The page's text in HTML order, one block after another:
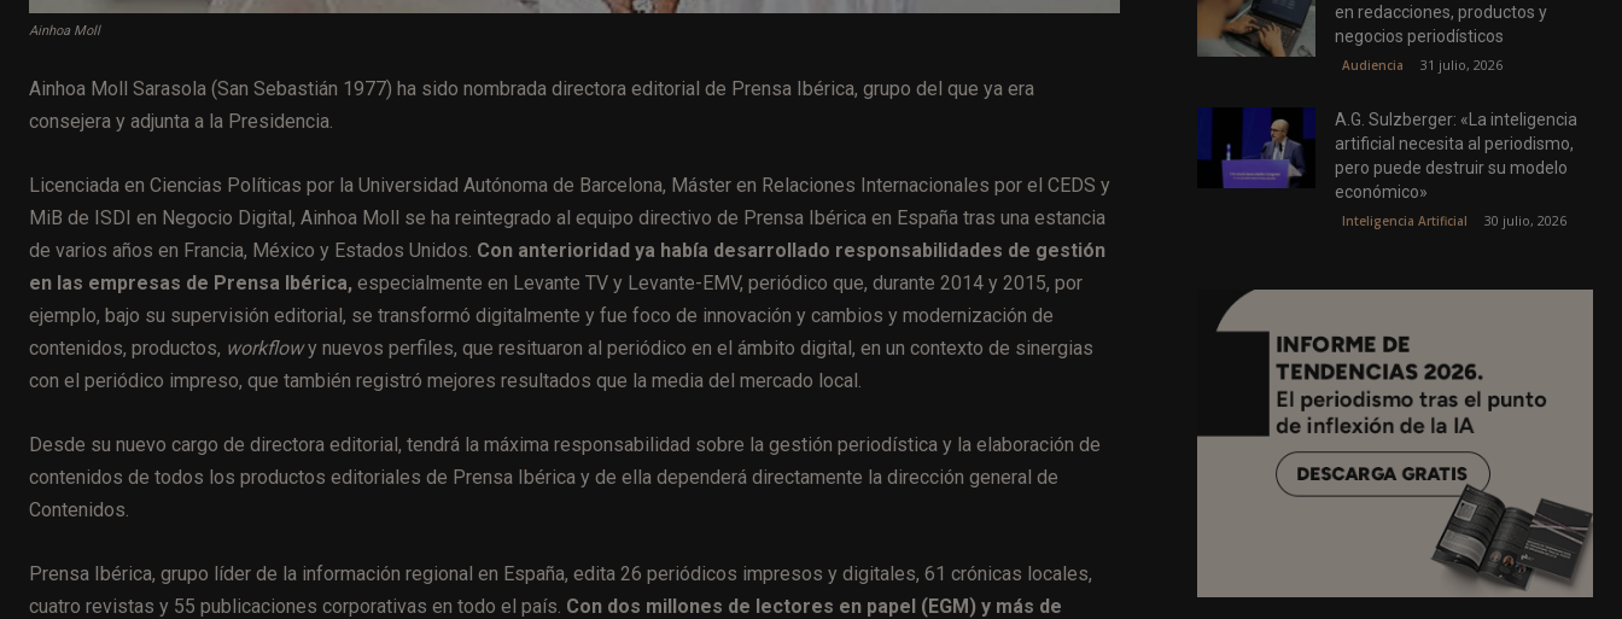
Ainhoa Moll
Ainhoa Moll Sarasola (San Sebastián 1977) ha sido nombrada directora editorial de Prensa Ibérica, grupo del que ya era
consejera y adjunta a la Presidencia.
Licenciada en Ciencias Políticas por la Universidad Autónoma de Barcelona, Máster en Relaciones Internacionales por el CEDS y
MiB de ISDI en Negocio Digital, Ainhoa Moll se ha reintegrado al equipo directivo de Prensa Ibérica en España tras una estancia
de varios años en Francia, México y Estados Unidos. Con anterioridad ya había desarrollado responsabilidades de gestión
en las empresas de Prensa Ibérica, especialmente en Levante TV y Levante-EMV, periódico que, durante 2014 y 2015, por
ejemplo, bajo su supervisión editorial, se transformó digitalmente y fue foco de innovación y cambios y modernización de
contenidos, productos, workflowy nuevos perfiles, que resituaron al periódico en el ámbito digital, en un contexto de sinergias
con el periódico impreso, que también registró mejores resultados que la media del mercado local.
Desde su nuevo cargo de directora editorial, tendrá la máxima responsabilidad sobre la gestión periodística y la elaboración de
contenidos de todos los productos editoriales de Prensa Ibérica y de ella dependerá directamente la dirección general de
Contenidos.
Prensa Ibérica, grupo líder de la información regional en España, edita 26 periódicos impresos y digitales, 61 crónicas locales,
cuatro revistas y 55 publicaciones corporativas en todo el país. Con dos millones de lectores en papel (EGM) y más de
en redacciones, productos y
negocios periodísticos
Audiencia 31 julio, 2026
A.G. Sulzberger: «La inteligencia
artificial necesita al periodismo,
pero puede destruir su modelo
económico»
Inteligencia Artificial 30 julio, 2026